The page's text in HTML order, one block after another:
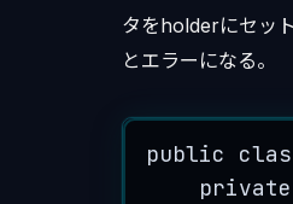
タをholderにセッ
とエラーになる。
public
private